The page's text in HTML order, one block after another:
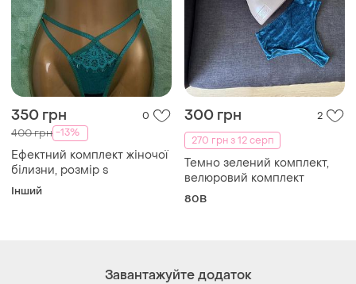
350 грн 0
400 грн -13%
Ефектний комплект жіночої
білизни, розмір s
Інший
300 грн
2
270 грн з 12 серп
Темно зелений комплект,
велюровий комплект
80B
Завантажуйте додаток